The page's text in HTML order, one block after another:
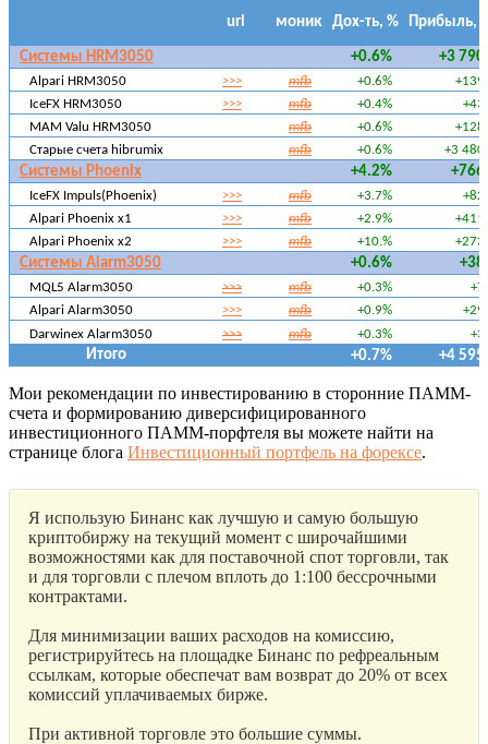
url
моник Дох-ть, % Прибыль, $
Системы HRM3050 +0.6% +3 790
Alpari HRM3050 >>> mfb +0.6%
+139
IceFX HRM3050
>>> mfb +0.4%
+43
MAM Valu HRM3050
mfb +0.6%
+128
Старые счета hibrumix
mfb +0.6% +3 480
Системы Phoenix +4.2% +766
IceFX Impuls(Phoenix) >>> mfb +3.7%
+82
Alpari Phoenix x1
>>> mfb +2.9%
+411
Alpari Phoenix x2
>>> mfb +10.% +273
Системы Alarm3050 +0.6% +38
MQL5 Alarm3050 >>> mfb +0.3%
+7
Alpari Alarm3050
>>> mfb +0.9%
+29
Darwinex Alarm3050
>>> mfb +0.3% +3
Итого +0.7% +4 595
Мои рекомендации по инвестированию в сторонние ПАММ-
счета и формированию диверсифицированного
инвестиционного ПАММ-порфтеля вы можете найти на
странице блога Инвестиционный портфель на форексе.
Я использую Бинанс как лучшую и самую большую
криптобиржу на текущий момент с широчайшими
возможностями как для поставочной спот торговли, так
и для торговли с плечом вплоть до 1:100 бессрочными
контрактами.
Для минимизации ваших расходов на комиссию,
регистрируйтесь на площадке Бинанс по рефреальным
ссылкам, которые обеспечат вам возврат до 20% от всех
комиссий уплачиваемых бирже.
При активной торговле это большие суммы.